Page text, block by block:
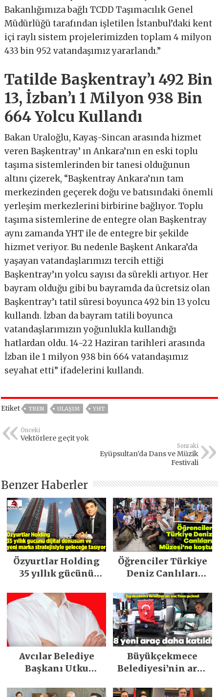
Bakanlığımıza bağlı TCDD Taşımacılık Genel
Müdürlüğü tarafından işletilen İstanbul’daki kent
içi raylı sistem projelerimizden toplam 4 milyon
433 bin 952 vatandaşımız yararlandı.”
Tatilde Başkentray’ı 492 Bin
13, İzban’ı 1 Milyon 938 Bin
664 Yolcu Kullandı
Bakan Uraloğlu, Kayaş-Sincan arasında hizmet
veren Başkentray’ ın Ankara’nın en eski toplu
taşıma sistemlerinden bir tanesi olduğunun
altını çizerek, “Başkentray Ankara’nın tam
merkezinden geçerek doğu ve batısındaki önemli
yerleşim merkezlerini birbirine bağlıyor. Toplu
taşıma sistemlerine de entegre olan Başkentray
aynı zamanda YHT ile de entegre bir şekilde
hizmet veriyor. Bu nedenle Başkent Ankara’da
yaşayan vatandaşlarımızı tercih ettiği
Başkentray’ın yolcu sayısı da sürekli artıyor. Her
bayram olduğu gibi bu bayramda da ücretsiz olan
Başkentray’ı tatil süresi boyunca 492 bin 13 yolcu
kullandı. İzban da bayram tatili boyunca
vatandaşlarımızın yoğunlukla kullandığı
hatlardan oldu. 14-22 Haziran tarihleri arasında
İzban ile 1 milyon 938 bin 664 vatandaşımız
seyahat etti” ifadelerini kullandı.
Etiket TREN ULAŞIM YHT
Önceki
Vektörlere geçit yok
Sonraki
Eyüpsultan’da Dans ve Müzik
Festivali
Benzer Haberler
Özyurtlar Holding
35 yıllık gücünü
yeni marka
stratejisiyle
geleceğe taşıyor
Öğrenciler Türkiye
Deniz Canlıları
Avcılar Belediye
Başkanı Utku
tahliye edildi
Büyükçekmece
Belediyesi’nin araç